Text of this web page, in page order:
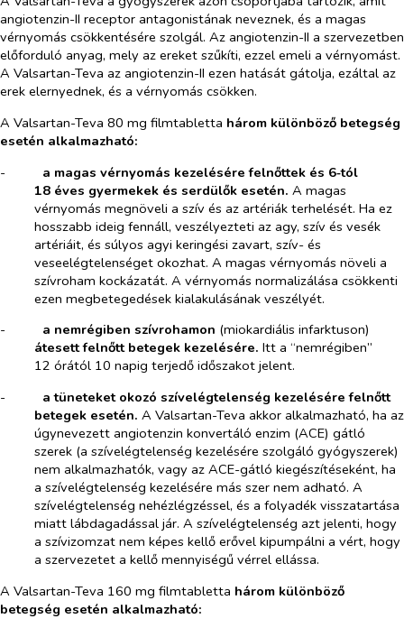
angiotenzin-II receptor antagonistának neveznek, és a magas
vérnyomás csökkentésére szolgál. Az angiotenzin-II a szervezetben
előforduló anyag, mely az ereket szűkíti, ezzel emeli a vérnyomást.
A Valsartan-Teva az angiotenzin-II ezen hatását gátolja, ezáltal az
erek elernyednek, és a vérnyomás csökken.
A Valsartan-Teva 80 mg filmtabletta három különböző betegség
esetén alkalmazható:
-​
a magas vérnyomás kezelésére felnőttek és 6‑tól
18 éves gyermekek és serdülők esetén. A magas
vérnyomás megnöveli a szív és az artériák terhelését. Ha ez
hosszabb ideig fennáll, veszélyezteti az agy, szív és vesék
artériáit, és súlyos agyi keringési zavart, szív- és
veseelégtelenséget okozhat. A magas vérnyomás növeli a
szívroham kockázatát. A vérnyomás normalizálása csökkenti
ezen megbetegedések kialakulásának veszélyét.
-​
a nemrégiben szívrohamon (miokardiális infarktuson)
átesett felnőtt betegek kezelésére. Itt a “nemrégiben”
12 órától 10 napig terjedő időszakot jelent.
-​
a tüneteket okozó szívelégtelenség kezelésére felnőtt
betegek esetén. A Valsartan-Teva akkor alkalmazható, ha az
úgynevezett angiotenzin konvertáló enzim (ACE) gátló
szerek (a szívelégtelenség kezelésére szolgáló gyógyszerek)
nem alkalmazhatók, vagy az ACE-gátló kiegészítéseként, ha
a szívelégtelenség kezelésére más szer nem adható. A
szívelégtelenség nehézlégzéssel, és a folyadék visszatartása
miatt lábdagadással jár. A szívelégtelenség azt jelenti, hogy
a szívizomzat nem képes kellő erővel kipumpálni a vért, hogy
a szervezetet a kellő mennyiségű vérrel ellássa.
A Valsartan-Teva 160 mg filmtabletta három különböző
betegség esetén alkalmazható: